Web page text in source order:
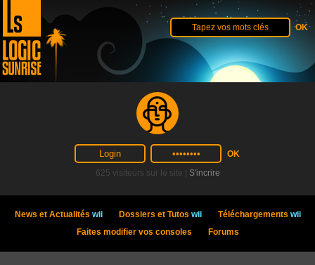
625 visiteurs sur le site | S'incrire
News et Actualités wii Dossiers et Tutos wii Téléchargements wii
Faites modifier vos consoles
Forums